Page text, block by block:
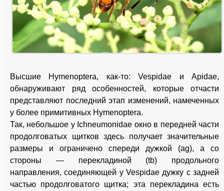
Высшие Hymenoptera, как-то: Vespidae и Apidae,
обнаруживают ряд особенностей, которые отчасти
представляют последний этап изменений, намеченных
у более примитивных Hymenoptera.
Так, небольшое у Ichneumonidae окно в передней части
продолговатых щитков здесь получает значительные
размеры и ограничено спереди дужкой (ag), а со
стороны — перекладиной (tb) продольного
направления, соединяющей у Vespidae дужку с задней
частью продолговатого щитка; эта перекладина есть